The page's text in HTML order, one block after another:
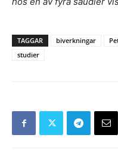
TAGGAR biverkningar
studier